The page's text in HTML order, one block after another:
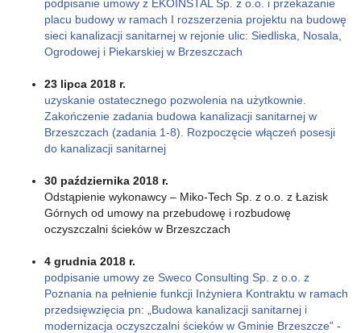
podpisanie umowy z EKOINSTAL Sp. z o.o. i przekazanie
placu budowy w ramach I rozszerzenia projektu na budowę
sieci kanalizacji sanitarnej w rejonie ulic: Siedliska, Nosala,
Ogrodowej i Piekarskiej w Brzeszczach
23 lipca 2018 r.
uzyskanie ostatecznego pozwolenia na użytkownie.
Zakończenie zadania budowa kanalizacji sanitarnej w
Brzeszczach (zadania 1-8). Rozpoczęcie włączeń posesji
do kanalizacji sanitarnej
30 października 2018 r.
Odstąpienie wykonawcy – Miko-Tech Sp. z o.o. z Łazisk
Górnych od umowy na przebudowę i rozbudowę
oczyszczalni ścieków w Brzeszczach
4 grudnia 2018 r.
podpisanie umowy ze Sweco Consulting Sp. z o.o. z
Poznania na pełnienie funkcji Inżyniera Kontraktu w ramach
przedsięwzięcia pn: „Budowa kanalizacji sanitarnej i
modernizacja oczyszczalni ścieków w Gminie Brzeszcze” -